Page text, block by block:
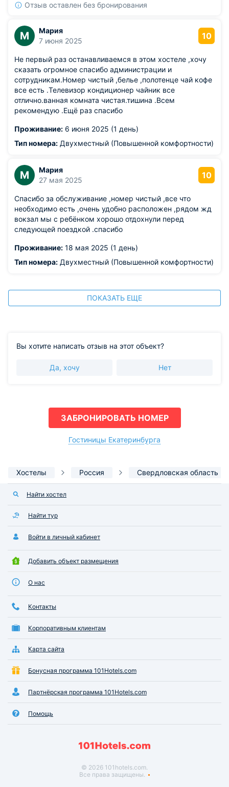
Отзыв оставлен без бронирования
М
Мария
7 июня 2025
10
Не первый раз останавливаемся в этом хостеле ,хочу
сказать огромное спасибо администрации и
сотрудникам.Номер чистый ,белье ,полотенце чай кофе
все есть .Телевизор кондиционер чайник все
отлично.ванная комната чистая.тишина .Всем
рекомендую .Ещё раз спасибо
Проживание: 6 июня 2025 (1 день)
Тип номера: Двухместный (Повышенной комфортности)
М
Мария
27 мая 2025
10
Спасибо за обслуживание ,номер чистый ,все что
необходимо есть ,очень удобно расположен ,рядом жд
вокзал мы с ребёнком хорошо отдохнули перед
следующей поездкой .спасибо
Проживание: 18 мая 2025 (1 день)
Тип номера: Двухместный (Повышенной комфортности)
ПОКАЗАТЬ ЕЩЕ
Вы хотите написать отзыв на этот объект?
Да, хочу Нет
ЗАБРОНИРОВАТЬ НОМЕР
Гостиницы Екатеринбурга
Хостелы Россия Свердловская область
Найти хостел
Найти тур
Войти в личный кабинет
Добавить объект размещения
О нас
Контакты
Корпоративным клиентам
Карта сайта
Бонусная программа 101Hotels.com
Партнёрская программа 101Hotels.com
Помощь
© 2026 101hotels.com.
Все права защищены.